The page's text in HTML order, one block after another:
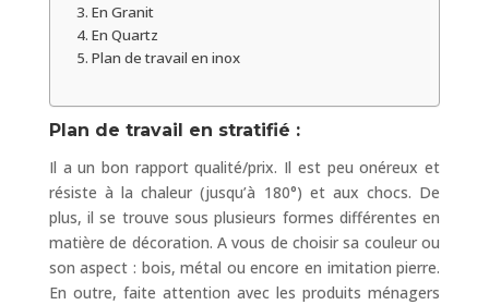
En Granit
En Quartz
Plan de travail en inox
Plan de travail en stratifié :
Il a un bon rapport qualité/prix. Il est peu onéreux et
résiste à la chaleur (jusqu’à 180°) et aux chocs. De
plus, il se trouve sous plusieurs formes différentes en
matière de décoration. A vous de choisir sa couleur ou
son aspect : bois, métal ou encore en imitation pierre.
En outre, faite attention avec les produits ménagers